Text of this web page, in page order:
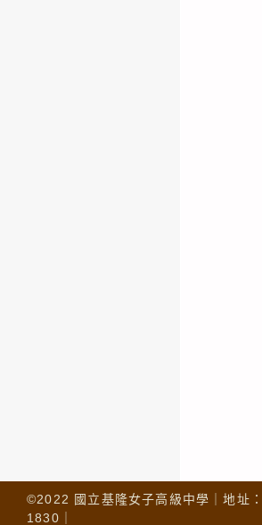
©2022 國立基隆女子高級中學｜地址
1830｜